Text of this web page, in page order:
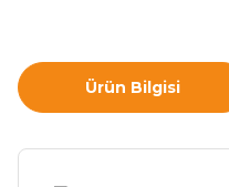
Ürün Bilgisi